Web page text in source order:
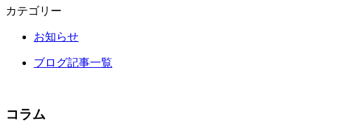
カテゴリー
お知らせ
ブログ記事一覧
コラム